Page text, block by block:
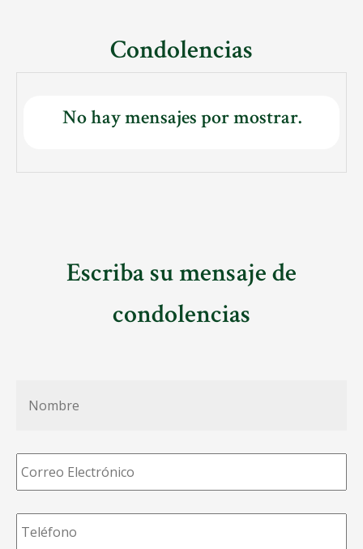
Condolencias
No hay mensajes por mostrar.
Escriba su mensaje de
condolencias
Correo
Electrónico *
Teléfono *